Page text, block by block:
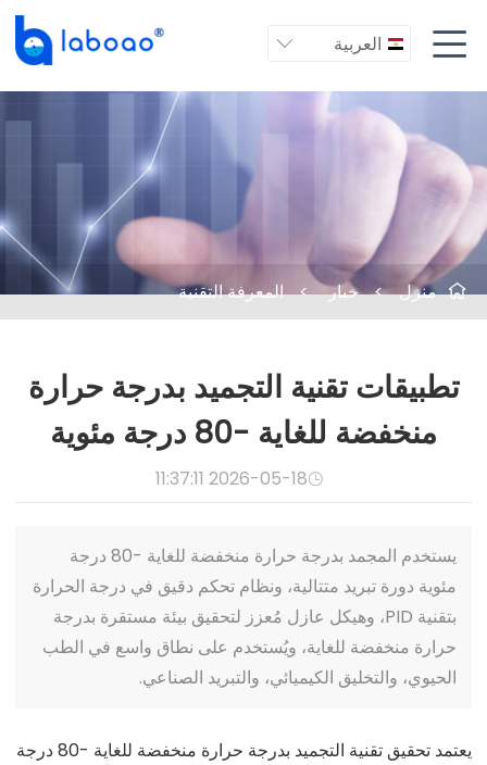
العربية  
 منزل > خبار > المعرفة التقنية
تطبيقات تقنية التجميد بدرجة حرارة
منخفضة للغاية -80 درجة مئوية

2026-05-18 11:37:11
يستخدم المجمد بدرجة حرارة منخفضة للغاية -80 درجة
مئوية دورة تبريد متتالية، ونظام تحكم دقيق في درجة الحرارة
بتقنية PID، وهيكل عازل مُعزز لتحقيق بيئة مستقرة بدرجة
حرارة منخفضة للغاية، ويُستخدم على نطاق واسع في الطب
الحيوي، والتخليق الكيميائي، والتبريد الصناعي.
يعتمد تحقيق تقنية التجميد بدرجة حرارة منخفضة للغاية -80 درجة